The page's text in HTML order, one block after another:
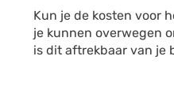
Kun je de kosten voor
je kunnen overwegen
is dit aftrekbaar van je